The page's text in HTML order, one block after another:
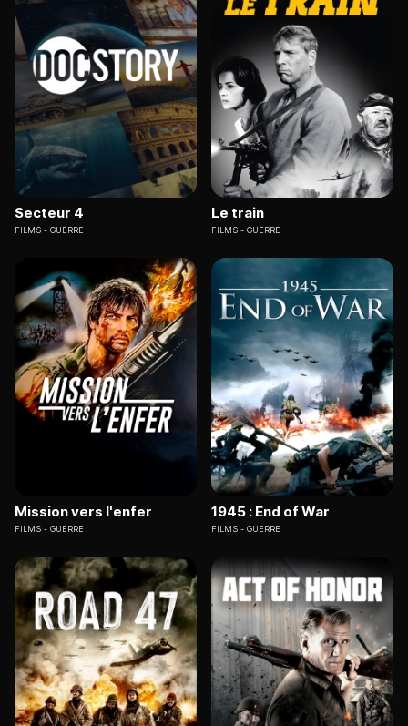
Secteur 4
FILMS GUERRE
Le train
FILMS GUERRE
Mission vers l'enfer
FILMS GUERRE
1945 : End of War
FILMS GUERRE